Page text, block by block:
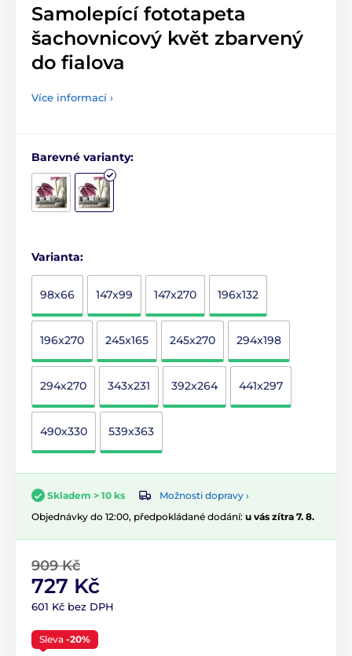
Samolepící fototapeta
šachovnicový květ zbarvený
do fialova
Více informací ›
Barevné varianty:
Varianta:
98x66 147x99 147x270 196x132
196x270 245x165 245x270 294x198
294x270 343x231 392x264 441x297
490x330 539x363
Skladem > 10 ks
Možnosti dopravy ›
Objednávky do 12:00, předpokládané dodání: u vás zítra 7. 8.
909 Kč
727 Kč
601 Kč bez DPH
Sleva -20%